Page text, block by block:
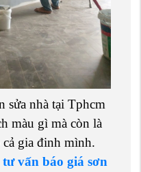
sửa nhà tại Tphcm
màu gì mà còn là
gia đinh mình.
vấn báo giá sơn